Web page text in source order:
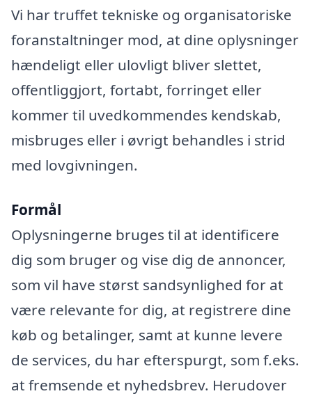
Vi har truffet tekniske og organisatoriske
foranstaltninger mod, at dine oplysninger
hændeligt eller ulovligt bliver slettet,
offentliggjort, fortabt, forringet eller
kommer til uvedkommendes kendskab,
misbruges eller i øvrigt behandles i strid
med lovgivningen.
Formål
Oplysningerne bruges til at identificere
dig som bruger og vise dig de annoncer,
som vil have størst sandsynlighed for at
være relevante for dig, at registrere dine
køb og betalinger, samt at kunne levere
de services, du har efterspurgt, som f.eks.
at fremsende et nyhedsbrev. Herudover